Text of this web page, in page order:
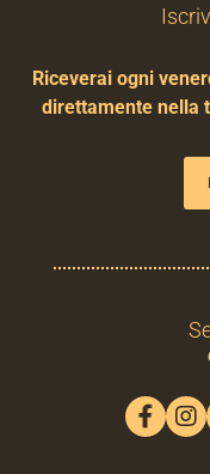
Riceverai ogni
direttamente nella